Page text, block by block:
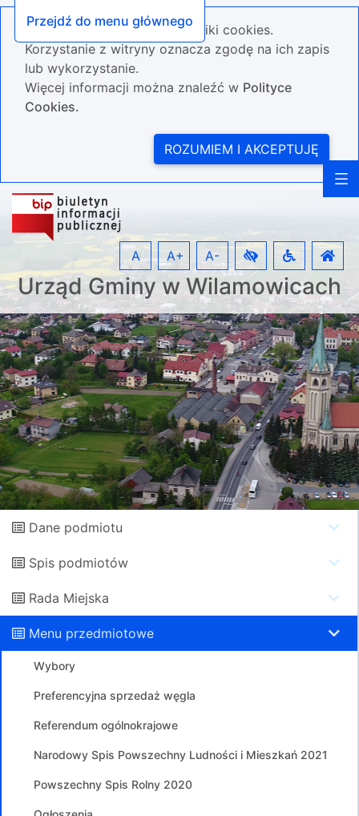
Przejdź do menu głównego
Nasza strona wykorzystuje pliki cookies.
Korzystanie z witryny oznacza zgodę na ich zapis
lub wykorzystanie.
Więcej informacji można znaleźć w Polityce
Cookies.
ROZUMIEM I AKCEPTUJĘ
Urząd Gminy w Wilamowicach
A A+ A-
Dane podmiotu
Spis podmiotów
Rada Miejska
Menu przedmiotowe
Wybory
Preferencyjna sprzedaż węgla
Referendum ogólnokrajowe
Narodowy Spis Powszechny Ludności i Mieszkań 2021
Powszechny Spis Rolny 2020